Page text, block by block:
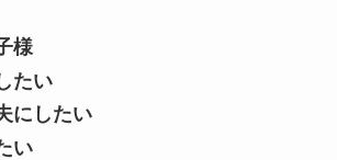
様
たい
にしたい
い